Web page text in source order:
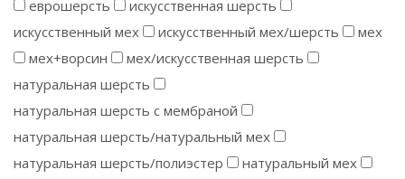
еврошерсть
искусственная шерсть
искусственный мех
искусственный мех/шерсть
мех
мех+ворсин
мех/искусственная шерсть
натуральная шерсть
натуральная шерсть с мембраной
натуральная шерсть/натуральный мех
натуральная шерсть/полиэстер
натуральный мех